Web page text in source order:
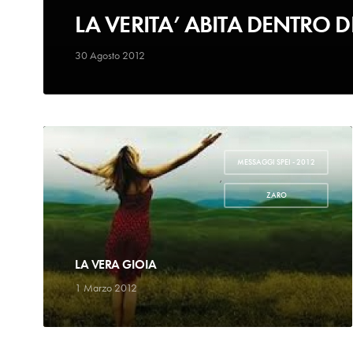
LA VERITA’ ABITA DENTRO
30 Agosto 2012
MESSAGGI SPEI - 2012
,
ZARO
LA VERA GIOIA
1 Marzo 2012